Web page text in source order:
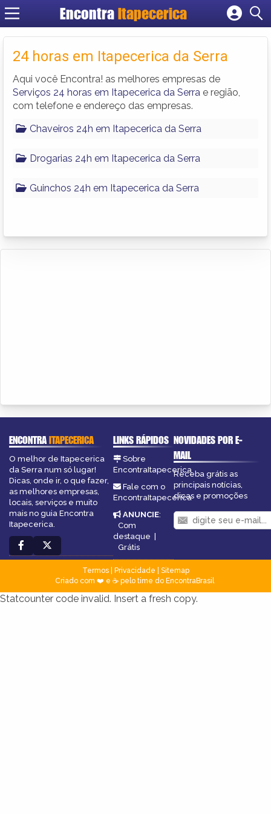
Encontra Itapecerica
Cadastrar empresa
Criar conta
24 horas em Itapecerica da Serra
Aqui você Encontra! as melhores empresas de
Serviços 24 horas em Itapecerica da Serra e região,
com telefone e endereço das empresas.
Chaveiros 24h em Itapecerica da Serra
Drogarias 24h em Itapecerica da Serra
Guinchos 24h em Itapecerica da Serra
ENCONTRAITAPECERICA
O melhor de Itapecerica
da Serra num só lugar!
Dicas, onde ir, o que fazer,
as melhores empresas,
locais, serviços e muito
mais no guia Encontra
Itapecerica.
LINKS RÁPIDOS
Sobre
EncontraItapecerica
Fale com o
EncontraItapecerica
ANUNCIE:
Com
destaque |
Grátis
NOVIDADES POR E-
MAIL
Receba grátis as
principais notícias,
dicas e promoções
Termos| Privacidade
Sitemap
Criado com ❤️ e ☕ pelo time do EncontraBrasil
Statcounter code invalid. Insert a fresh copy.